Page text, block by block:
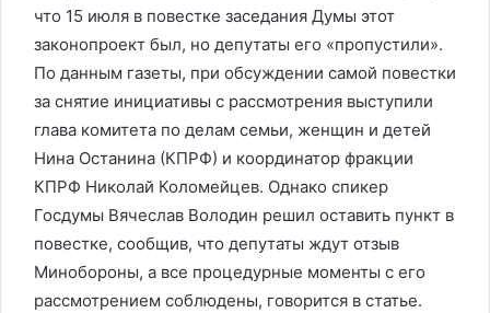
что 15 июля в повестке заседания Думы этот
законопроект был, но депутаты его «пропустили».
По данным газеты, при обсуждении самой повестки
за снятие инициативы с рассмотрения выступили
глава комитета по делам семьи, женщин и детей
Нина Останина (КПРФ) и координатор фракции
КПРФ Николай Коломейцев. Однако спикер
Госдумы Вячеслав Володин решил оставить пункт в
повестке, сообщив, что депутаты ждут отзыв
Минобороны, а все процедурные моменты с его
рассмотрением соблюдены, говорится в статье.